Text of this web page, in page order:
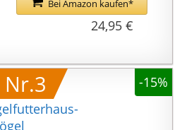
Terrassen aus
Vogelfutterhaus kann
bis zu 1 kg aller Arten
von Wildvogelsamen
aufnehmen, um
🐦 Made in Europe -
Beste Qualität in der
Herstellung in
Handarbeit
Bei Amazon kaufen*
24,95 €
-15%